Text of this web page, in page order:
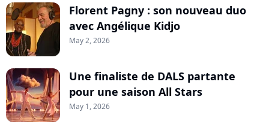
Florent Pagny : son nouveau duo
avec Angélique Kidjo
May 2, 2026
Une finaliste de DALS partante
pour une saison All Stars
May 1, 2026